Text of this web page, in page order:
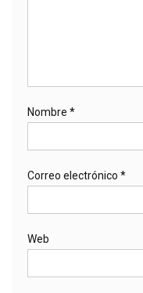
Nombre *
Correo electrónico *
Web